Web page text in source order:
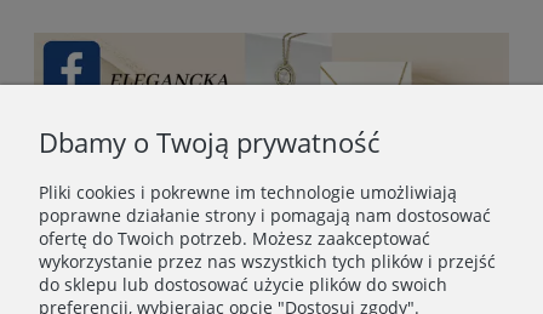
Dbamy o Twoją prywatność
Pliki cookies i pokrewne im technologie umożliwiają
poprawne działanie strony i pomagają nam dostosować
ofertę do Twoich potrzeb. Możesz zaakceptować
wykorzystanie przez nas wszystkich tych plików i przejść
do sklepu lub dostosować użycie plików do swoich
preferencji, wybierając opcję "Dostosuj zgody".